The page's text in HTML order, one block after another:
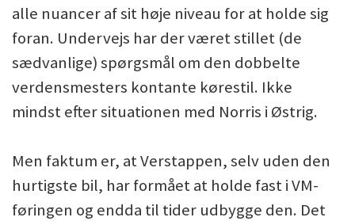
alle nuancer af sit høje niveau for at holde sig
foran. Undervejs har der været stillet (de
sædvanlige) spørgsmål om den dobbelte
verdensmesters kontante kørestil. Ikke
mindst efter situationen med Norris i Østrig.
Men faktum er, at Verstappen, selv uden den
hurtigste bil, har formået at holde fast i VM-
føringen og endda til tider udbygge den. Det